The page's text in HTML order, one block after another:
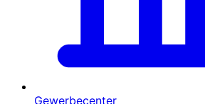
Gewerbecenter